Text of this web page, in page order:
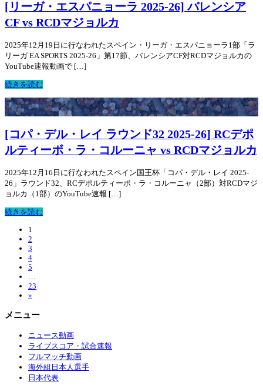
[リーガ・エスパニョーラ 2025-26] バレンシア
CF vs RCDマジョルカ
2025年12月19日に行なわれたスペイン・リーガ・エスパニョーラ1部「ラ
リーガ EA SPORTS 2025-26」第17節、バレンシアCF対RCDマジョルカの
YouTube速報動画で […]
続きを読む
[コパ・デル・レイ ラウンド32 2025-26] RCデポ
ルティーボ・ラ・コルーニャ vs RCDマジョルカ
2025年12月16日に行なわれたスペイン国王杯「コパ・デル・レイ 2025-
26」ラウンド32、RCデポルティーボ・ラ・コルーニャ（2部）対RCDマジ
ョルカ（1部）のYouTube速報 […]
続きを読む
1
2
3
4
5
23
»
メニュー
ニュース動画
ライブスコア・試合速報
フルマッチ動画
海外組日本人選手
日本代表